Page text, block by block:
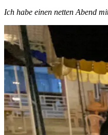
Ich habe einen netten Abend